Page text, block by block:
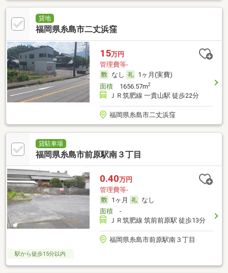
貸地
福岡県糸島市二丈浜窪
15万円
管理費等-
なし
1ヶ月(実費)
面積1656.57m2
ＪＲ筑肥線 一貴山駅 徒歩22分
福岡県糸島市二丈浜窪
貸駐車場
福岡県糸島市前原駅南３丁目
0.40万円
管理費等-
1ヶ月
なし
面積-
ＪＲ筑肥線 筑前前原駅 徒歩13分
福岡県糸島市前原駅南３丁目
駅から徒歩15分以内